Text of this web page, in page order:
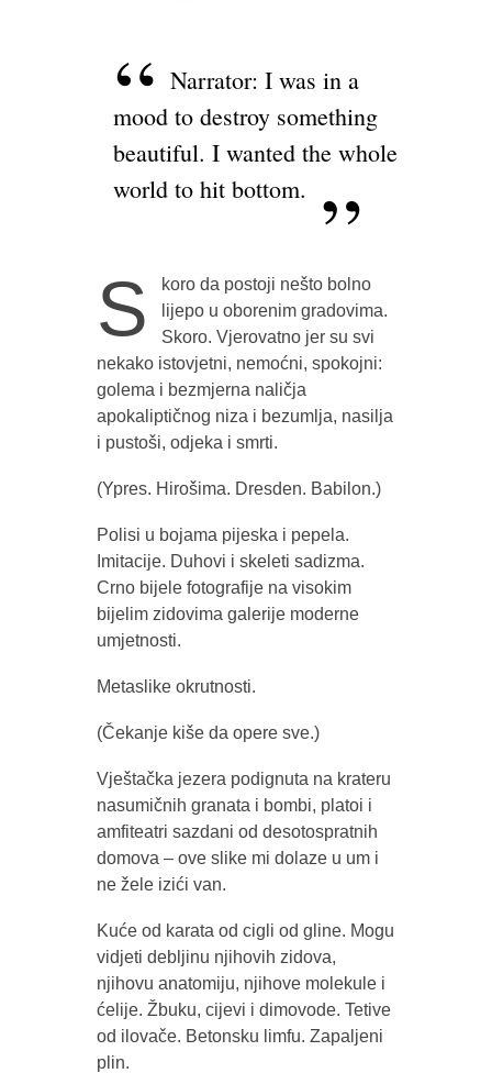
Narrator: I was in a
mood to destroy something
beautiful. I wanted the whole
world to hit bottom.
S
koro da postoji nešto bolno
lijepo u oborenim gradovima.
Skoro. Vjerovatno jer su svi
nekako istovjetni, nemoćni, spokojni:
golema i bezmjerna naličja
apokaliptičnog niza i bezumlja, nasilja
i pustoši, odjeka i smrti.
(Ypres. Hirošima. Dresden. Babilon.)
Polisi u bojama pijeska i pepela.
Imitacije. Duhovi i skeleti sadizma.
Crno bijele fotografije na visokim
bijelim zidovima galerije moderne
umjetnosti.
Metaslike okrutnosti.
(Čekanje kiše da opere sve.)
Vještačka jezera podignuta na krateru
nasumičnih granata i bombi, platoi i
amfiteatri sazdani od desotospratnih
domova – ove slike mi dolaze u um i
ne žele izići van.
Kuće od karata od cigli od gline. Mogu
vidjeti debljinu njihovih zidova,
njihovu anatomiju, njihove molekule i
ćelije. Žbuku, cijevi i dimovode. Tetive
od ilovače. Betonsku limfu. Zapaljeni
plin.